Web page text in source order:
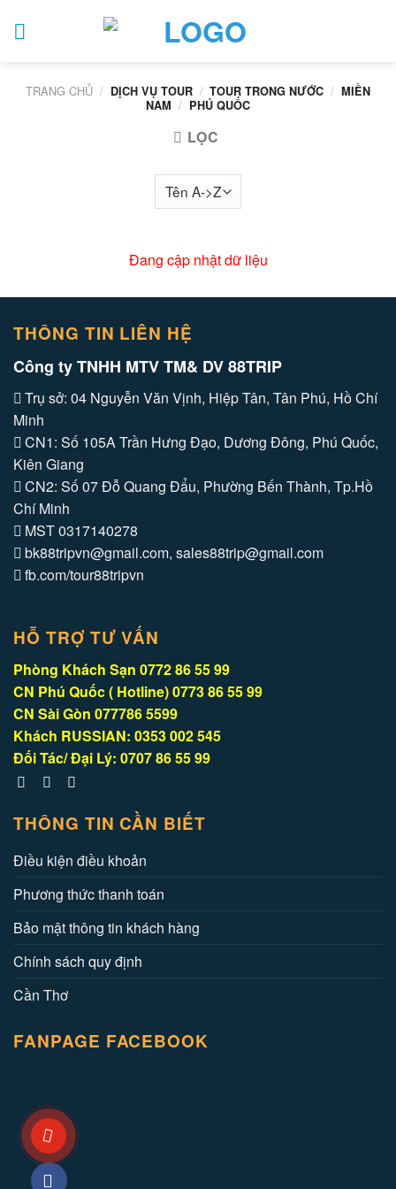
TRANG CHỦ / DỊCH VỤ TOUR / TOUR TRONG NƯỚC / MIỀN
NAM / PHÚ QUỐC
LỌC
Đang cập nhật dữ liệu
THÔNG TIN LIÊN HỆ
Công ty TNHH MTV TM& DV 88TRIP
Trụ sở: 04 Nguyễn Văn Vịnh, Hiệp Tân, Tân Phú, Hồ Chí
Minh
CN1: Số 105A Trần Hưng Đạo, Dương Đông, Phú Quốc,
Kiên Giang
CN2: Số 07 Đỗ Quang Đẩu, Phường Bến Thành, Tp.Hồ
Chí Minh
MST 0317140278
bk88tripvn@gmail.com, sales88trip@gmail.com
fb.com/tour88tripvn
HỖ TRỢ TƯ VẤN
Phòng Khách Sạn 0772 86 55 99
CN Phú Quốc ( Hotline) 0773 86 55 99
CN Sài Gòn 077786 5599
Khách RUSSIAN: 0353 002 545
Đối Tác/ Đại Lý: 0707 86 55 99
THÔNG TIN CẦN BIẾT
Điều kiện điều khoản
Phương thức thanh toán
Bảo mật thông tin khách hàng
Chính sách quy định
Cần Thơ
FANPAGE FACEBOOK